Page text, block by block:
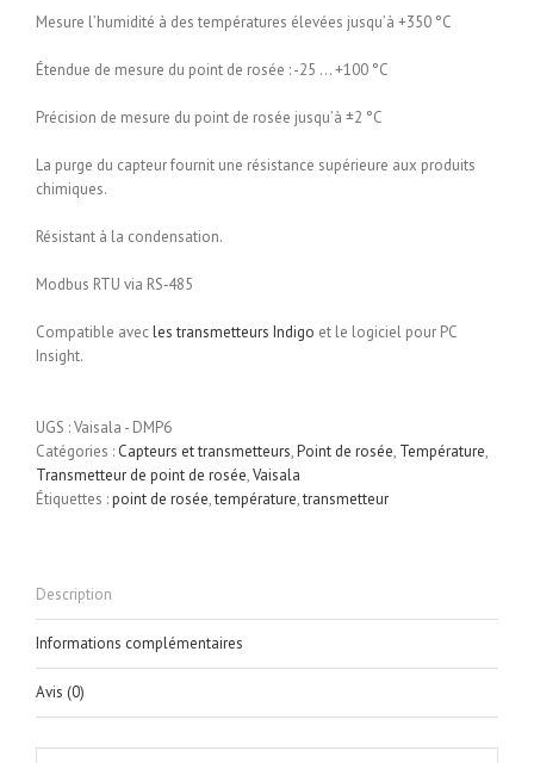
Mesure l’humidité à des températures élevées jusqu’à +350 °C
Étendue de mesure du point de rosée : -25 … +100 °C
Précision de mesure du point de rosée jusqu’à ±2 °C
La purge du capteur fournit une résistance supérieure aux produits
chimiques.
Résistant à la condensation.
Modbus RTU via RS‑485
Compatible avecles transmetteurs Indigo et le logiciel pour PC
Insight.
UGS :Vaisala - DMP6
Catégories : Capteurs et transmetteurs,Point de rosée, Température,
Transmetteur de point de rosée,Vaisala
Étiquettes :point de rosée,température,transmetteur
Description
Informations complémentaires
Avis (0)